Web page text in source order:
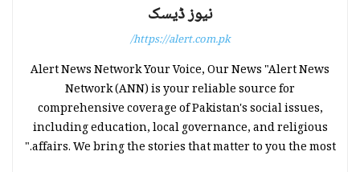
نیوز ڈیسک
https://alert.com.pk/
Alert News Network Your Voice, Our News "Alert News
Network (ANN) is your reliable source for
comprehensive coverage of Pakistan's social issues,
including education, local governance, and religious
affairs. We bring the stories that matter to you the most."